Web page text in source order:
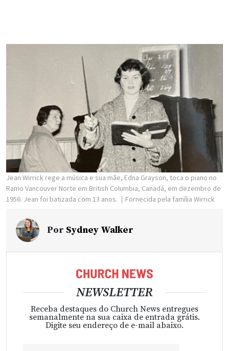
Jean Wirrick rege a música e sua mãe, Edna Grayson, toca o piano no
Ramo Vancouver Norte em British Columbia, Canadá, em dezembro de
1956. Jean foi batizada com 13 anos.
Fornecida pela família Wirrick
Por Sydney Walker
NEWSLETTER
Receba destaques do Church News entregues
semanalmente na sua caixa de entrada grátis.
Digite seu endereço de e-mail abaixo.